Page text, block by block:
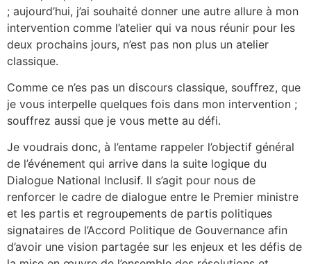
; aujourd’hui, j’ai souhaité donner une autre allure à mon
intervention comme l’atelier qui va nous réunir pour les
deux prochains jours, n’est pas non plus un atelier
classique.
Comme ce n’es pas un discours classique, souffrez, que
je vous interpelle quelques fois dans mon intervention ;
souffrez aussi que je vous mette au défi.
Je voudrais donc, à l’entame rappeler l’objectif général
de l’événement qui arrive dans la suite logique du
Dialogue National Inclusif. Il s’agit pour nous de
renforcer le cadre de dialogue entre le Premier ministre
et les partis et regroupements de partis politiques
signataires de l’Accord Politique de Gouvernance afin
d’avoir une vision partagée sur les enjeux et les défis de